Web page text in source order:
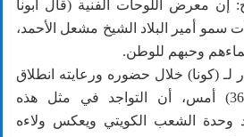
إن معرض اللوحات الفنية (قال أبونا
أمير البلاد الشيخ مشعل الأحمد،
وحبهم للوطن.
لـ (كونا) خلال حضوره ورعايته انطلاق
المعرض في مجمع (360) أمس، أن التواجد في مثل هذه
وحدة الشعب الكويتي ويعكس ولاءه